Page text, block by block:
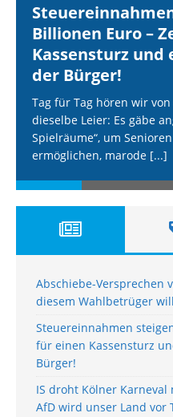
Billionen Euro –
Kassensturz und
der Bürger!
Tag für Tag hören wir
dieselbe Leier: Es gäbe
Spielräume“, um
ermöglichen, marode [...]
Abschiebe-Versprechen
diesem Wahlbetrüger
Steuereinnahmen
für einen Kassensturz
Bürger!
IS droht Kölner
AfD wird unser Land vor